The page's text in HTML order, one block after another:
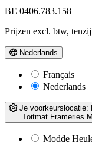
BE 0406.783.158
Prijzen excl. btw,
Nederlands
Français
Nederlands
Je voorkeurslocatie:
Toitmat Frameries
Modde